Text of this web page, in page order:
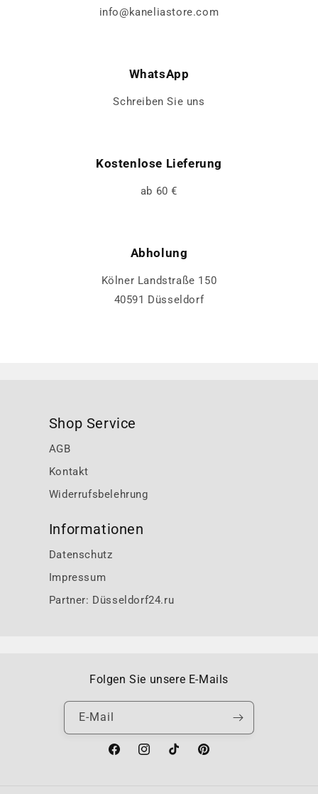
info@kaneliastore.com
WhatsApp
Schreiben Sie uns
Kostenlose Lieferung
ab 60 €
Abholung
Kölner Landstraße 150
40591 Düsseldorf
Shop Service
AGB
Kontakt
Widerrufsbelehrung
Informationen
Datenschutz
Impressum
Partner: Düsseldorf24.ru
Folgen Sie unsere E-Mails
E-Mail
FacebookInstagramTikTok Pinterest